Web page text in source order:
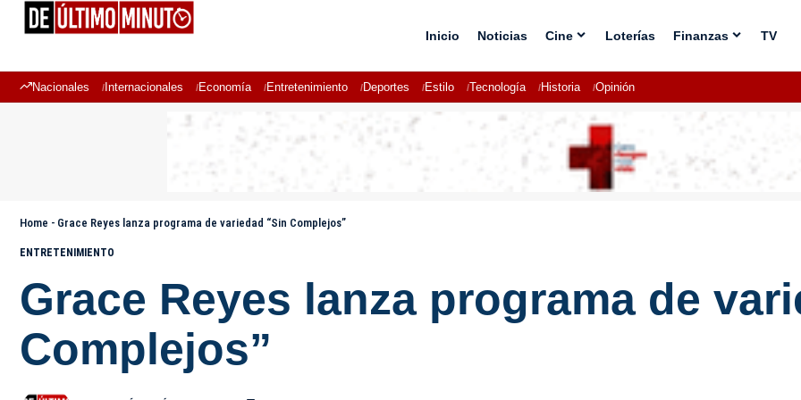
Inicio Noticias Cine Loterías Finanzas TV
Nacionales Internacionales Economía Entretenimiento Deportes Estilo Tecnología Historia Opinión
Home - Grace Reyes lanza programa de variedad “Sin Complejos”
ENTRETENIMIENTO
Grace Reyes lanza programa de
Complejos”